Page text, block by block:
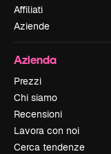
Affiliati
Aziende
Azienda
Prezzi
Chi siamo
Recensioni
Lavora con noi
Cerca tendenze